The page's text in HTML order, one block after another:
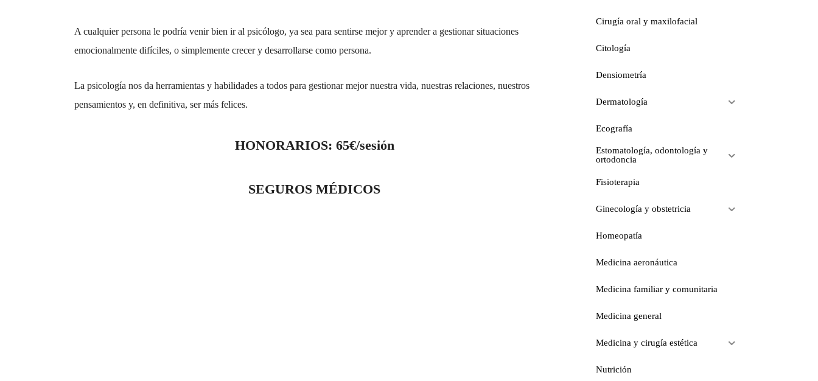
A cualquier persona le podría venir bien ir al psicólogo, ya sea para sentirse mejor y aprender a gestionar situaciones
emocionalmente difíciles, o simplemente crecer y desarrollarse como persona.
La psicología nos da herramientas y habilidades a todos para gestionar mejor nuestra vida, nuestras relaciones, nuestros
pensamientos y, en definitiva, ser más felices.
HONORARIOS: 65€/sesión
SEGUROS MÉDICOS
Cirugía oral y maxilofacial
Citología
Densiometría
Dermatología
Ecografía
Estomatología, odontología y
ortodoncia
Fisioterapia
Ginecología y obstetricia
Homeopatía
Medicina aeronáutica
Medicina familiar y comunitaria
Medicina general
Medicina y cirugía estética
Nutrición